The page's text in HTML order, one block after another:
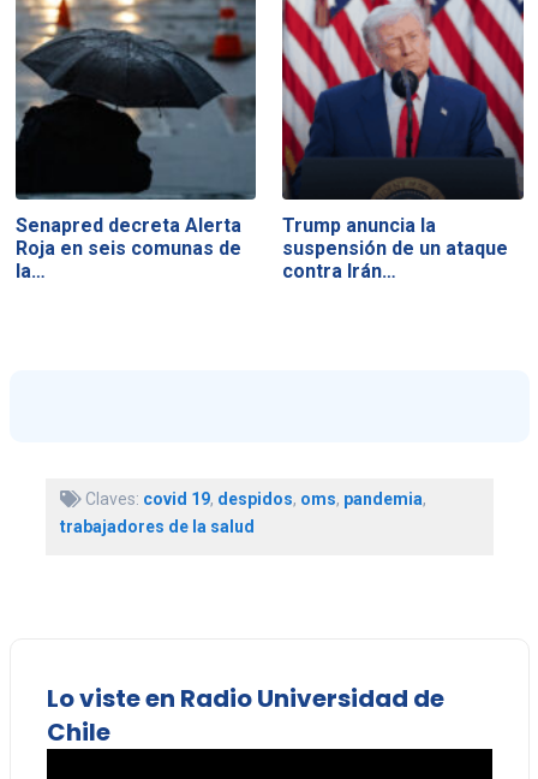
Senapred decreta Alerta
Roja en seis comunas de
la…
Trump anuncia la
suspensión de un ataque
contra Irán…
Claves: covid 19, despidos, oms, pandemia,
trabajadores de la salud
Lo viste en Radio Universidad de
Chile